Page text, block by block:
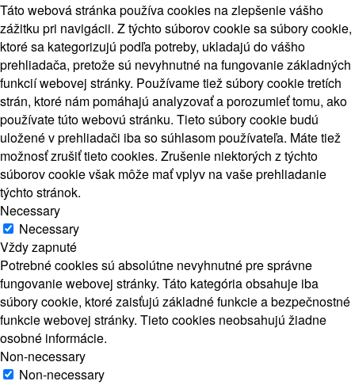
Táto webová stránka používa cookies na zlepšenie vášho
zážitku pri navigácii. Z týchto súborov cookie sa súbory cookie,
ktoré sa kategorizujú podľa potreby, ukladajú do vášho
prehliadača, pretože sú nevyhnutné na fungovanie základných
funkcií webovej stránky. Používame tiež súbory cookie tretích
strán, ktoré nám pomáhajú analyzovať a porozumieť tomu, ako
používate túto webovú stránku. Tieto súbory cookie budú
uložené v prehliadači iba so súhlasom používateľa. Máte tiež
možnosť zrušiť tieto cookies. Zrušenie niektorých z týchto
súborov cookie však môže mať vplyv na vaše prehliadanie
týchto stránok.
Necessary
Necessary
Vždy zapnuté
Potrebné cookies sú absolútne nevyhnutné pre správne
fungovanie webovej stránky. Táto kategória obsahuje iba
súbory cookie, ktoré zaisťujú základné funkcie a bezpečnostné
funkcie webovej stránky. Tieto cookies neobsahujú žiadne
osobné informácie.
Non-necessary
Non-necessary